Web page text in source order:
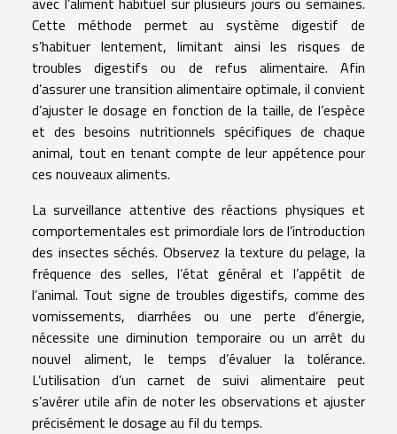
Cette méthode permet au système digestif de
s’habituer lentement, limitant ainsi les risques de
troubles digestifs ou de refus alimentaire. Afin
d’assurer une transition alimentaire optimale, il convient
d’ajuster le dosage en fonction de la taille, de l’espèce
et des besoins nutritionnels spécifiques de chaque
animal, tout en tenant compte de leur appétence pour
ces nouveaux aliments.
La surveillance attentive des réactions physiques et
comportementales est primordiale lors de l’introduction
des insectes séchés. Observez la texture du pelage, la
fréquence des selles, l’état général et l’appétit de
l’animal. Tout signe de troubles digestifs, comme des
vomissements, diarrhées ou une perte d’énergie,
nécessite une diminution temporaire ou un arrêt du
nouvel aliment, le temps d’évaluer la tolérance.
L’utilisation d’un carnet de suivi alimentaire peut
s’avérer utile afin de noter les observations et ajuster
précisément le dosage au fil du temps.